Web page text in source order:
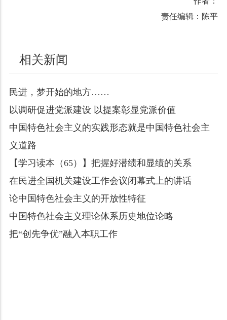
责任编辑：陈平
相关新闻
民进，梦开始的地方……
以调研促进党派建设 以提案彰显党派价值
中国特色社会主义的实践形态就是中国特色社会主
义道路
【学习读本（65）】把握好潜绩和显绩的关系
在民进全国机关建设工作会议闭幕式上的讲话
论中国特色社会主义的开放性特征
中国特色社会主义理论体系历史地位论略
把“创先争优”融入本职工作